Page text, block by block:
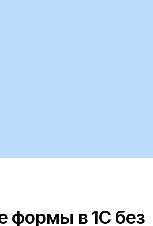
формы в 1С без